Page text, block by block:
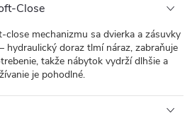
Close
mechanizmu sa dvierka a zásuvky
hydraulický doraz tlmí náraz, zabraňuje
takže nábytok vydrží dlhšie a
je pohodlné.